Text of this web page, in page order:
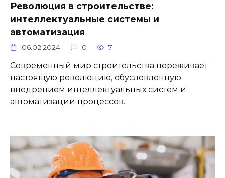
Революция в строительстве:
интеллектуальные системы и
автоматизация
06.02.2024 0 7
Современный мир строительства переживает
настоящую революцию, обусловленную
внедрением интеллектуальных систем и
автоматизации процессов.